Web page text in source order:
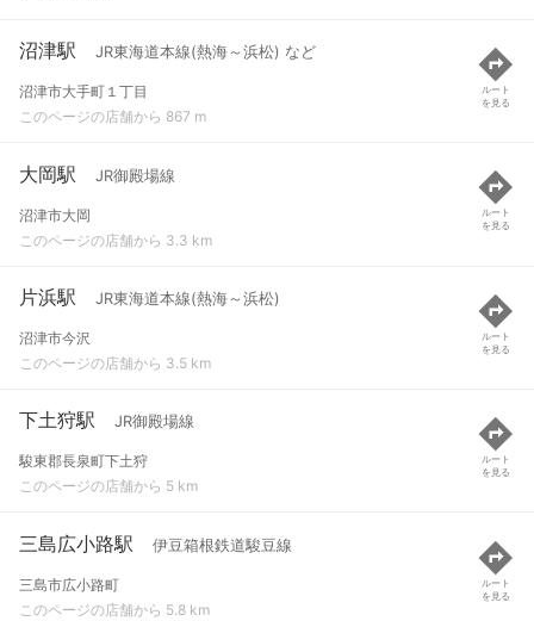
沼津駅 JR東海道本線(熱海～浜松) など
沼津市大手町１丁目
このページの店舗から 867 m
ルート
を見る
大岡駅 JR御殿場線
沼津市大岡
このページの店舗から 3.3 km
ルート
を見る
片浜駅 JR東海道本線(熱海～浜松)
沼津市今沢
このページの店舗から 3.5 km
ルート
を見る
下土狩駅 JR御殿場線
駿東郡長泉町下土狩
このページの店舗から 5 km
ルート
を見る
三島広小路駅 伊豆箱根鉄道駿豆線
三島市広小路町
このページの店舗から 5.8 km
ルート
を見る